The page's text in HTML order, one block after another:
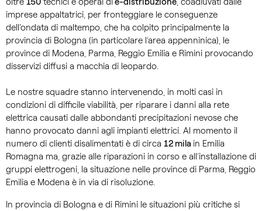
imprese appaltatrici, per fronteggiare le conseguenze
dell'ondata di maltempo, che ha colpito principalmente la
provincia di Bologna (in particolare l’area appenninica), le
province di Modena, Parma, Reggio Emilia e Rimini provocando
disservizi diffusi a macchia di leopardo.
Le nostre squadre stanno intervenendo, in molti casi in
condizioni di difficile viabilità, per riparare i danni alla rete
elettrica causati dalle abbondanti precipitazioni nevose che
hanno provocato danni agli impianti elettrici. Al momento il
numero di clienti disalimentati è di circa 12 mila in Emilia
Romagna ma, grazie alle riparazioni in corso e all’installazione di
gruppi elettrogeni, la situazione nelle province di Parma, Reggio
Emilia e Modena è in via di risoluzione.
In provincia di Bologna e di Rimini le situazioni più critiche si